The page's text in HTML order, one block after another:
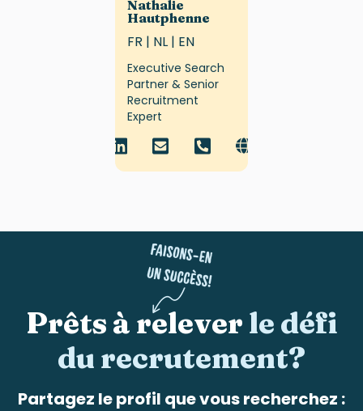
Nathalie
Hautphenne
FR | NL | EN
Executive Search
Partner & Senior
Recruitment
Expert
Prêts à relever le défi
du recrutement?
Partagez le profil que vous recherchez :